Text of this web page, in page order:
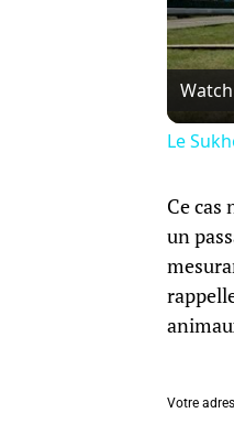
Le
Ce cas
un
Votre